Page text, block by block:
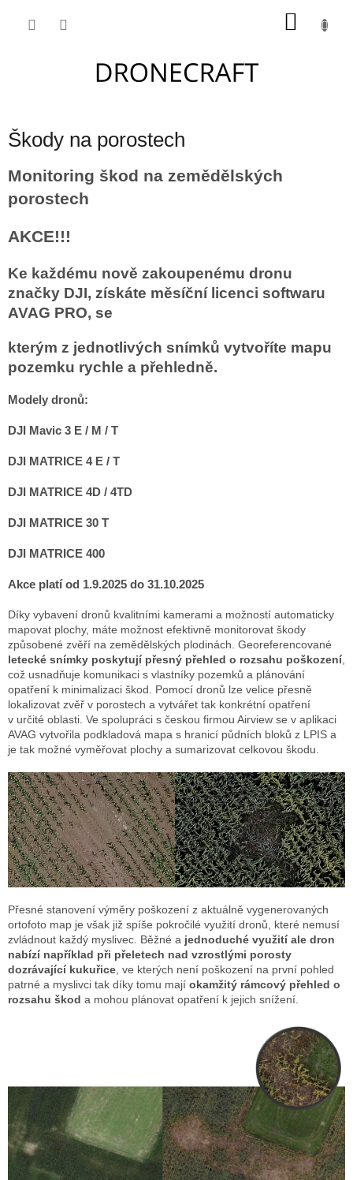
Škody na porostech
Monitoring škod na zemědělských
porostech
AKCE!!!
Ke každému nově zakoupenému dronu
značky DJI, získáte měsíční licenci softwaru
AVAG PRO, se
kterým z jednotlivých snímků vytvoříte mapu
pozemku rychle a přehledně.
Modely dronů:
DJI Mavic 3 E / M / T
DJI MATRICE 4 E / T
DJI MATRICE 4D / 4TD
DJI MATRICE 30 T
DJI MATRICE 400
Akce platí od 1.9.2025 do 31.10.2025
Díky vybavení dronů kvalitními kamerami a možností automaticky
mapovat plochy, máte možnost efektivně monitorovat škody
způsobené zvěří na zemědělských plodinách. Georeferencované
letecké snímky poskytují přesný přehled o rozsahu poškození,
což usnadňuje komunikaci s vlastníky pozemků a plánování
opatření k minimalizaci škod. Pomocí dronů lze velice přesně
lokalizovat zvěř v porostech a vytvářet tak konkrétní opatření
v určité oblasti. Ve spolupráci s českou firmou Airview se v aplikaci
AVAG vytvořila podkladová mapa s hranicí půdních bloků z LPIS a
je tak možné vyměřovat plochy a sumarizovat celkovou škodu.
Přesné stanovení výměry poškození z aktuálně vygenerovaných
ortofoto map je však již spíše pokročilé využití dronů, které nemusí
zvládnout každý myslivec. Běžné a jednoduché využití ale dron
nabízí například při přeletech nad vzrostlými porosty
dozrávající kukuřice, ve kterých není poškození na první pohled
patrné a myslivci tak díky tomu mají okamžitý rámcový přehled o
rozsahu škod a mohou plánovat opatření k jejich snížení.